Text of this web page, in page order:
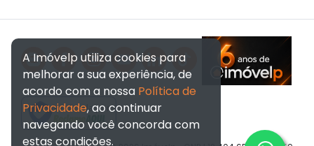
Verificada por
A Imóvelp utiliza cookies para
melhorar a sua experiência, de
acordo com a nossa Política de
Privacidade, ao continuar
navegando você concorda com
estas condições.